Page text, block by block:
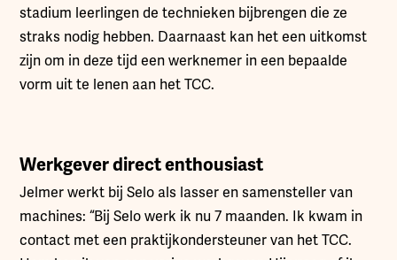
stadium leerlingen de technieken bijbrengen die ze
straks nodig hebben. Daarnaast kan het een uitkomst
zijn om in deze tijd een werknemer in een bepaalde
vorm uit te lenen aan het TCC.
Werkgever direct enthousiast
Jelmer werkt bij Selo als lasser en samensteller van
machines: “Bij Selo werk ik nu 7 maanden. Ik kwam in
contact met een praktijkondersteuner van het TCC.